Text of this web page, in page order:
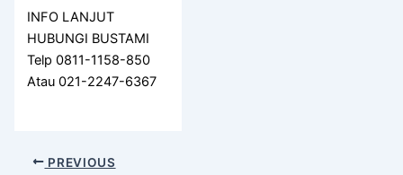
INFO LANJUT
HUBUNGI BUSTAMI
Telp 0811-1158-850
Atau 021-2247-6367
PREVIOUS